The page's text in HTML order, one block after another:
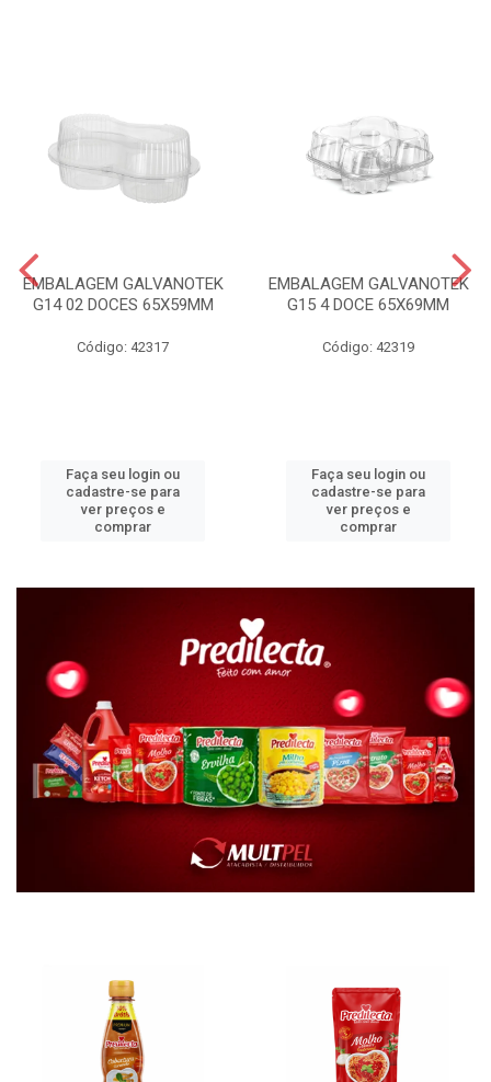
EMBALAGEM GALVANOTEK
G14 02 DOCES 65X59MM
Código: 42317
Faça seu login ou
cadastre-se para
ver preços e
comprar
EMBALAGEM GALVANOTEK
G15 4 DOCE 65X69MM
Código: 42319
Faça seu login ou
cadastre-se para
ver preços e
comprar